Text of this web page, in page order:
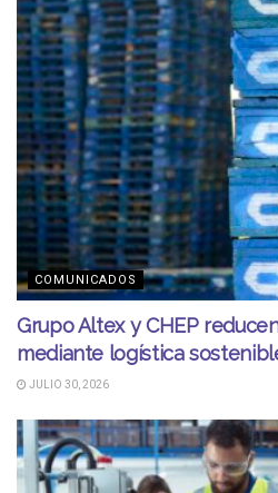
COMUNICADOS
Grupo Altex y CHEP
mediante logística
JULIO 30, 2026